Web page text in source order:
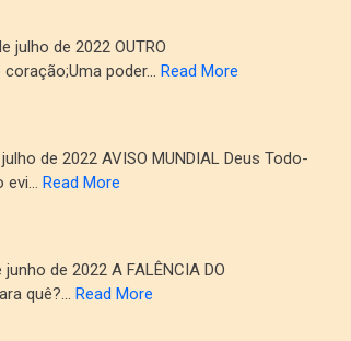
julho de 2022 OUTRO
coração;Uma poder… Read More
de 2022 AVISO MUNDIAL Deus Todo-
evi… Read More
de 2022 A FALÊNCIA DO
quê?… Read More